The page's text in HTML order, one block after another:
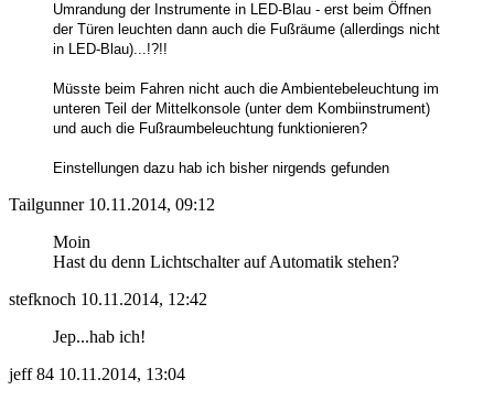
Umrandung der Instrumente in LED-Blau - erst beim Öffnen
der Türen leuchten dann auch die Fußräume (allerdings nicht
in LED-Blau)...!?!!
Müsste beim Fahren nicht auch die Ambientebeleuchtung im
unteren Teil der Mittelkonsole (unter dem Kombiinstrument)
und auch die Fußraumbeleuchtung funktionieren?
Einstellungen dazu hab ich bisher nirgends gefunden
Tailgunner 10.11.2014, 09:12
Moin
Hast du denn Lichtschalter auf Automatik stehen?
stefknoch 10.11.2014, 12:42
Jep...hab ich!
jeff 84 10.11.2014, 13:04